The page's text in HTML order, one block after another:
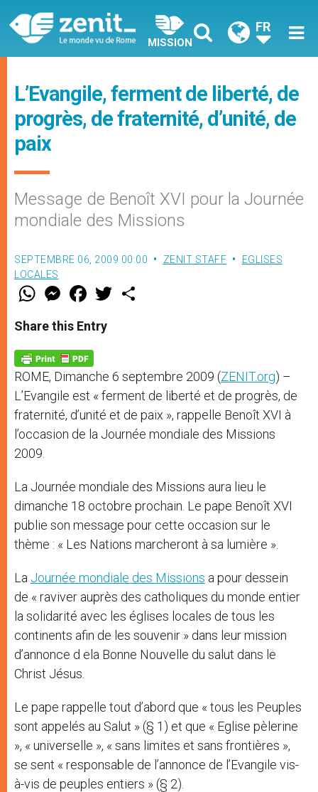
MISSION
FR
L’Evangile, ferment de liberté, de
progrès, de fraternité, d’unité, de
paix
Message de Benoît XVI pour la Journée
mondiale des Missions
SEPTEMBRE 06, 2009 00:00 ZENIT STAFF
EGLISES
LOCALES
W
t
s
p
p
M
e
s
e
g
e
r
F
a
e
b
o
k
w
Share this Entry
ROME, Dimanche 6 septembre 2009 (ZENIT.org) –
L’Evangile est « ferment de liberté et de progrès, de
fraternité, d’unité et de paix », rappelle Benoît XVI à
l’occasion de la Journée mondiale des Missions
2009.
La Journée mondiale des Missions aura lieu le
dimanche 18 octobre prochain. Le pape Benoît XVI
publie son message pour cette occasion sur le
thème : « Les Nations marcheront à sa lumière ».
La Journée mondiale des Missions a pour dessein
de « raviver auprès des catholiques du monde entier
la solidarité avec les églises locales de tous les
continents afin de les souvenir » dans leur mission
d’annonce d ela Bonne Nouvelle du salut dans le
Christ Jésus.
Le pape rappelle tout d’abord que « tous les Peuples
sont appelés au Salut » (§ 1) et que « Eglise pèlerine
», « universelle », « sans limites et sans frontières »,
se sent « responsable de l’annonce de l’Evangile vis-
à-vis de peuples entiers » (§ 2).